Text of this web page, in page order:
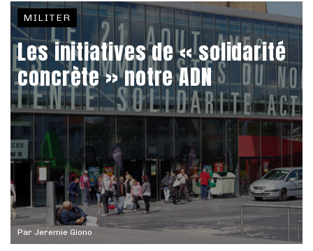
Par Jeremie Giono
MILITER
Les initiatives de « solidarité
concrète » notre ADN